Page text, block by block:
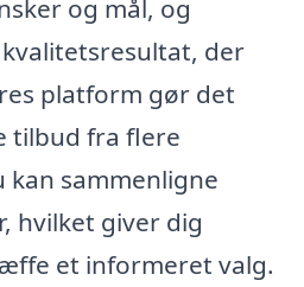
og mål, og
der
platform gør det
tilbud fra flere
sammenligne
hvilket giver dig
et informeret valg.